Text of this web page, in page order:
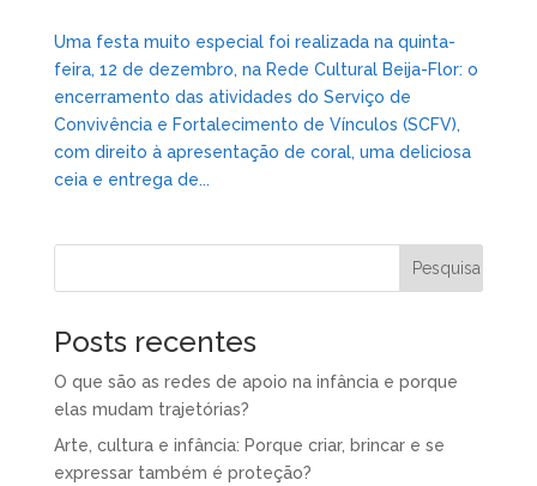
Uma festa muito especial foi realizada na quinta-
feira, 12 de dezembro, na Rede Cultural Beija-Flor: o
encerramento das atividades do Serviço de
Convivência e Fortalecimento de Vínculos (SCFV),
com direito à apresentação de coral, uma deliciosa
ceia e entrega de...
Posts recentes
O que são as redes de apoio na infância e porque
elas mudam trajetórias?
Arte, cultura e infância: Porque criar, brincar e se
expressar também é proteção?